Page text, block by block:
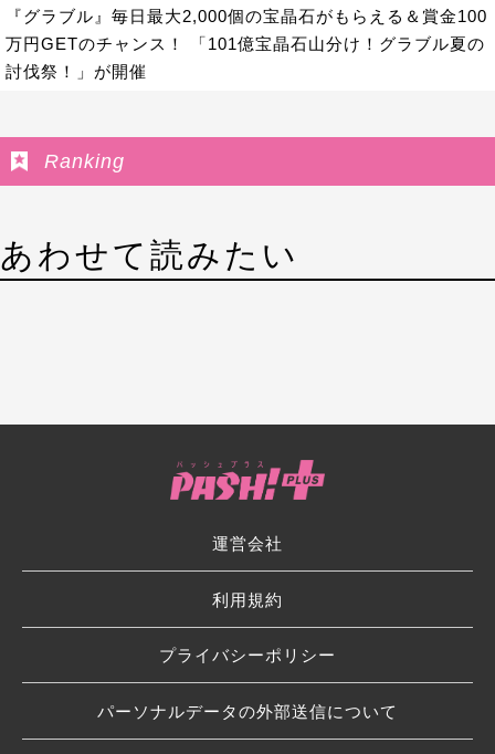
『グラブル』毎日最大2,000個の宝晶石がもらえる＆賞金100
万円GETのチャンス！ 「101億宝晶石山分け！グラブル夏の
討伐祭！」が開催
Ranking
あわせて読みたい
運営会社
利用規約
プライバシーポリシー
パーソナルデータの外部送信について